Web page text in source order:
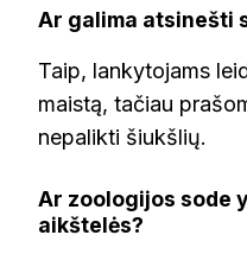
Ar galima atsinešti
Taip, lankytojams
maistą, tačiau
nepalikti šiukšlių.
Ar zoologijos sode
aikštelės?